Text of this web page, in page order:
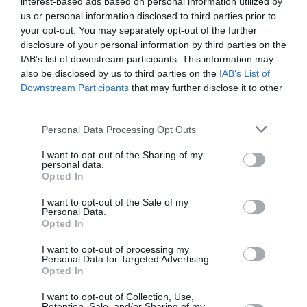
us or personal information disclosed to third parties prior to
your opt-out. You may separately opt-out of the further
disclosure of your personal information by third parties on the
IAB’s list of downstream participants. This information may
also be disclosed by us to third parties on the IAB’s List of
Downstream Participants that may further disclose it to other
Personal Data Processing Opt Outs
I want to opt-out of the Sharing of my
personal data.
Opted In
I want to opt-out of the Sale of my
Personal Data.
Opted In
I want to opt-out of processing my
Personal Data for Targeted Advertising.
Opted In
I want to opt-out of Collection, Use,
Newsletter
Κάθε βδομάδα στο e-mail σας τα τελευταία νέα για
την Τέχνη και τον Πολιτισμό!
Ακολουθήστε το Culturenow.gr
Σχετικά Άρθρα